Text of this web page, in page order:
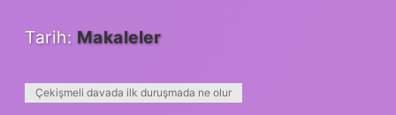
Tarih: Makaleler
Çekişmeli davada ilk duruşmada ne olur